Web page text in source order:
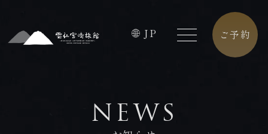
JP ご予約
館内施設
NEWS